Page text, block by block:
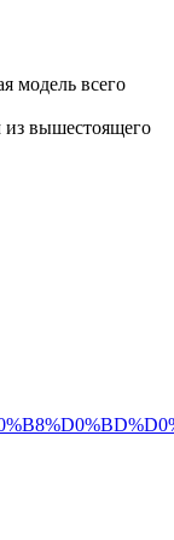
модель всего
вышестоящего